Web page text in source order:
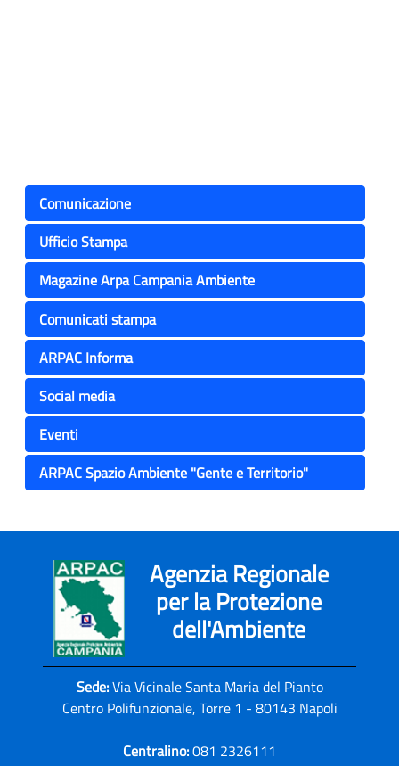
Comunicazione
Ufficio Stampa
Magazine Arpa Campania Ambiente
Comunicati stampa
ARPAC Informa
Social media
Eventi
ARPAC Spazio Ambiente "Gente e Territorio"
Agenzia Regionale
per la Protezione
dell'Ambiente
Sede:Via Vicinale Santa Maria del Pianto
Centro Polifunzionale, Torre 1 - 80143 Napoli
Centralino:081 2326111